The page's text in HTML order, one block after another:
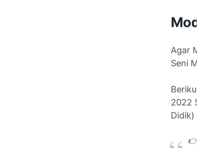
Agar
Seni
2022
Didik)